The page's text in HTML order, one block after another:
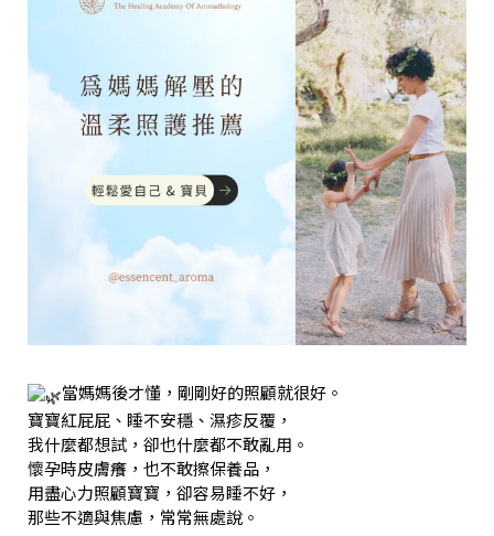
當媽媽後才懂，剛剛好的照顧就很好。
寶寶紅屁屁、睡不安穩、濕疹反覆，
我什麼都想試，卻也什麼都不敢亂用。
懷孕時皮膚癢，也不敢擦保養品，
用盡心力照顧寶寶，卻容易睡不好，
那些不適與焦慮，常常無處說。